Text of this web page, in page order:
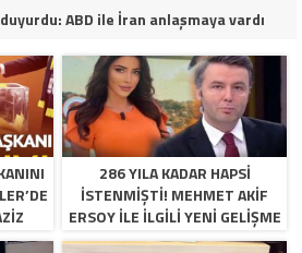
ABD ile İran anlaşmaya vardı
286 YILA KADAR HAPSI
ISTENMIŞTI! MEHMET AKIF
ERSOY ILE ILGILI YENI GELIŞME